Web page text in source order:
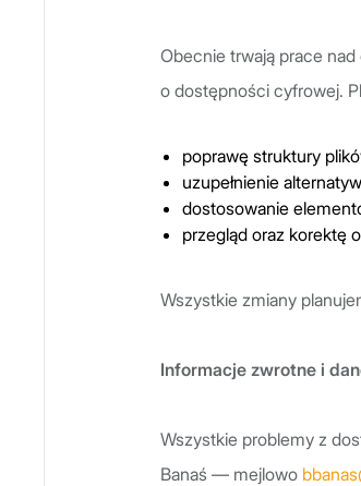
Obecnie trwają prace
o dostępności cyfrowej.
poprawę struktury
uzupełnienie
dostosowanie
przegląd oraz korektę
Wszystkie zmiany
Informacje zwrotne i
Wszystkie problemy z
Banaś — mejlowo